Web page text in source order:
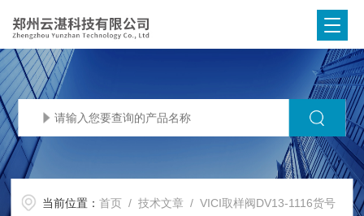
当前位置：首页 /技术文章 / VICI取样阀DV13-1116货号